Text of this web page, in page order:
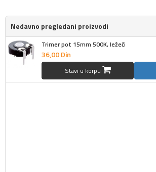
Nedavno pregledani proizvodi
Trimer pot 15mm 500K, ležeći
36,00Din
Stavi u korpu